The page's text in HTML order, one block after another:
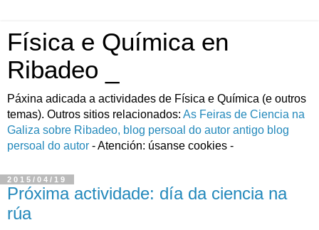
Física e Química en
Ribadeo _
Páxina adicada a actividades de Fí­sica e Quí­mica (e outros
temas). Outros sitios relacionados: As Feiras de Ciencia na
Galiza sobre Ribadeo, blog persoal do autor antigo blog
persoal do autor - Atención: úsanse cookies -
2015/04/19
Próxima actividade: día da ciencia na
rúa